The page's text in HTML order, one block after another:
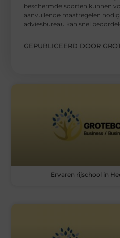
beschermde soorten kunnen
aanvullende maatregelen
adviesbureau kan snel
GEPUBLICEERD DOOR
Ervaren rijschool in